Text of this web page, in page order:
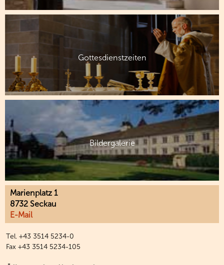
Gottesdienstzeiten
Bildergalerie
Marienplatz 1
8732 Seckau
E-Mail
Tel. +43 3514 5234-0
Fax +43 3514 5234-105